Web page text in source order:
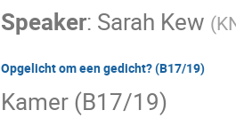
Speaker: Sarah Kew (
Opgelicht om een gedicht? (B17/19)
Kamer (B17/19)